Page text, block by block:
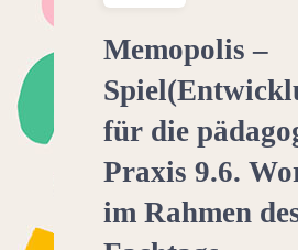
Memopolis –
für die
Praxis 9.6.
im Rahmen